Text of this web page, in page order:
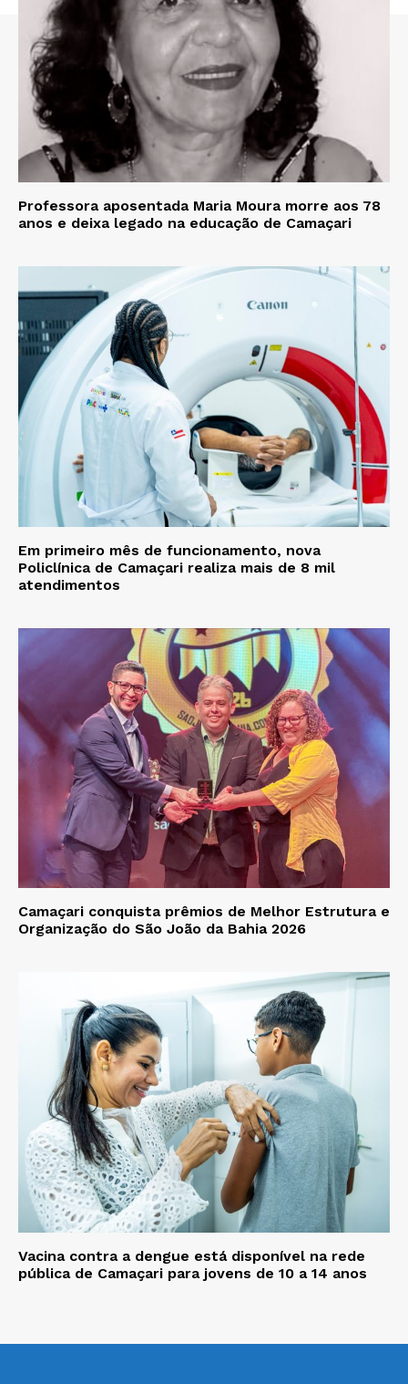
Professora aposentada Maria Moura morre aos 78
anos e deixa legado na educação de Camaçari
Em primeiro mês de funcionamento, nova
Policlínica de Camaçari realiza mais de 8 mil
atendimentos
Camaçari conquista prêmios de Melhor Estrutura e
Organização do São João da Bahia 2026
Vacina contra a dengue está disponível na rede
pública de Camaçari para jovens de 10 a 14 anos